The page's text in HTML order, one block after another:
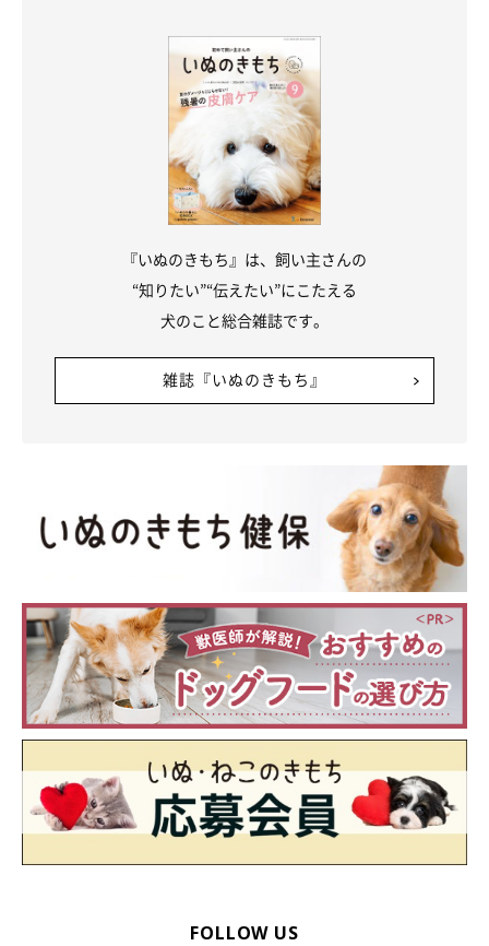
『いぬのきもち』は、飼い主さんの
“知りたい”“伝えたい”にこたえる
犬のこと総合雑誌です。
雑誌『いぬのきもち』
FOLLOW US